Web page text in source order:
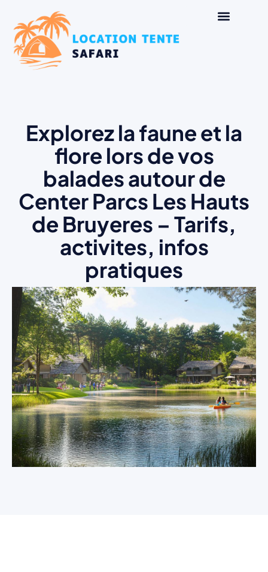
Explorez la faune et la
flore lors de vos
balades autour de
Center Parcs Les Hauts
de Bruyeres – Tarifs,
activites, infos
pratiques